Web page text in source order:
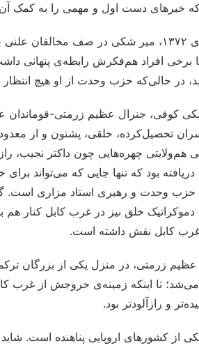
که خبرهای دست اول و مهمی را به کمک
پس از قیام ۱۱ جدی ۱۳۷۲، میر شکی در صف
برخی افراد هم‌فکرش رابطه‌ی پنهانی
در حالی‌که حزب وحدت از او هیچ انتظار
کوفی، جنرال عظیم زرمتی-قوماندان
تحصیل‌کرده، خلقی، پشتون و از
هم‌ولایتی چهره‌هایی چون داکتر نجیب،
بود که تنها جایی که می‌تواند
وحدت و رهبری استاد مزاری است.
خلق نیز در غرب کابل کنار هم
کابل نقش داشته است.
عظیم زرمتی، در منزل یکی از بزرگان
می‌شد؛ تا اینکه زمینه‌ی خروجش از
و رازآلودتر بود.
از کشورهای اروپایی پناهنده است.